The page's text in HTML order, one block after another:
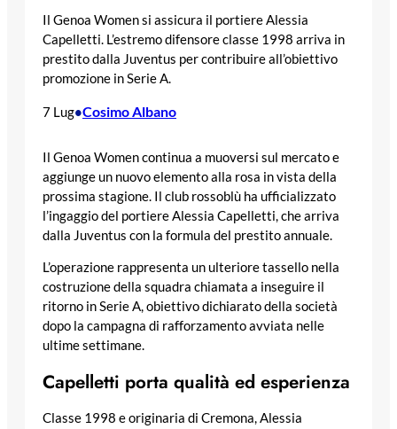
Il Genoa Women si assicura il portiere Alessia
Capelletti. L’estremo difensore classe 1998 arriva in
prestito dalla Juventus per contribuire all’obiettivo
promozione in Serie A.
7 Lug•Cosimo Albano
Il Genoa Women continua a muoversi sul mercato e
aggiunge un nuovo elemento alla rosa in vista della
prossima stagione. Il club rossoblù ha ufficializzato
l’ingaggio del portiere Alessia Capelletti, che arriva
dalla Juventus con la formula del prestito annuale.
L’operazione rappresenta un ulteriore tassello nella
costruzione della squadra chiamata a inseguire il
ritorno in Serie A, obiettivo dichiarato della società
dopo la campagna di rafforzamento avviata nelle
ultime settimane.
Capelletti porta qualità ed esperienza
Classe 1998 e originaria di Cremona, Alessia